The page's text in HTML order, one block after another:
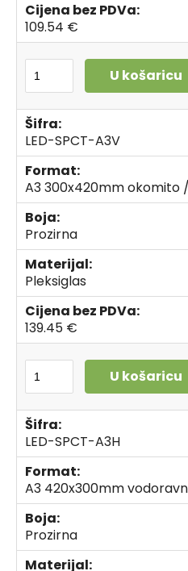
Cijena bez PDVa:
109.54 €
U košaricu
Šifra:
LED-SPCT-A3V
Format:
A3 300x420mm okomito /
Boja:
Prozirna
Materijal:
Pleksiglas
Cijena bez PDVa:
139.45 €
U košaricu
Šifra:
LED-SPCT-A3H
Format:
A3 420x300mm
Boja:
Prozirna
Materijal: